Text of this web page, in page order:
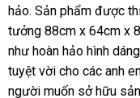
Búp
Bê
Tình
Dục
Bơm
hảo. Sản phẩm được
tưởng 88cm x 64cm x
như hoàn hảo hình
tuyệt vời cho các anh
người muốn sở hữu